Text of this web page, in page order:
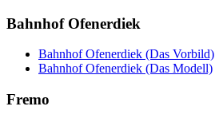
Bahnhof Ofenerdiek
Bahnhof Ofenerdiek (Das Vorbild)
Bahnhof Ofenerdiek (Das Modell)
Fremo